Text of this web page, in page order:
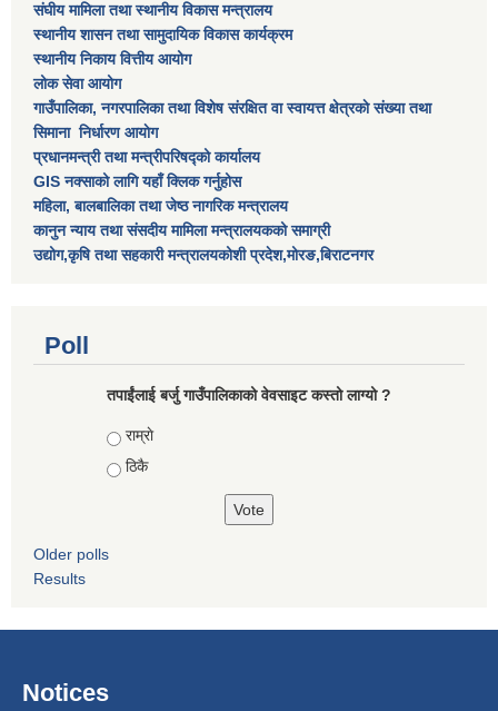
संघीय मामिला तथा स्थानीय विकास मन्त्रालय
स्थानीय शासन तथा सामुदायिक विकास कार्यक्रम
स्थानीय निकाय वित्तीय आयोग
लोक सेवा आयोग
गाउँपालिका, नगरपालिका तथा विशेष स‌ंरक्षित वा स्वायत्त क्षेत्रकाे स‌ंख्या तथा
सिमाना निर्धारण आयाेग
प्रधानमन्त्री तथा मन्त्रीपरिषद्को कार्यालय
GIS नक्साको लागि यहाँ क्लिक गर्नुहोस
महिला, बालबालिका तथा जेष्ठ नागरिक मन्त्रालय
कानुन न्याय तथा संसदीय मामिला मन्त्रालयकको समाग्री
उद्योग,कृषि तथा सहकारी मन्त्रालयकोशी प्रदेश,मोरङ,बिराटनगर
Poll
तपाईंलाई बर्जु गाउँपालिकाको वेवसाइट कस्तो लाग्यो ?
Choices
राम्राे
ठिकै
Older polls
Results
Notices